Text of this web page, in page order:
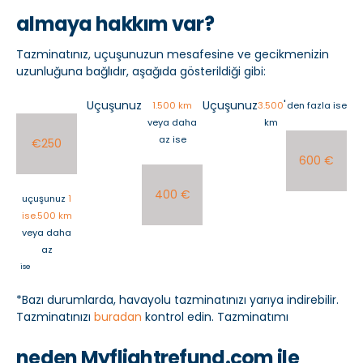
almaya hakkım var?
Tazminatınız, uçuşunuzun mesafesine ve gecikmenizin
uzunluğuna bağlıdır, aşağıda gösterildiği gibi:
€250
uçuşunuz 1
ise.500 km
veya daha
az
ise
Uçuşunuz
1.500 km
veya daha
az ise
400 €
Uçuşunuz3.500
km
'den fazla ise
600 €
*Bazı durumlarda, havayolu tazminatınızı yarıya indirebilir.
Tazminatınızı buradan kontrol edin. Tazminatımı